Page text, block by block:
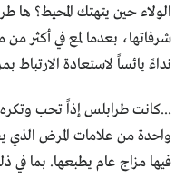
الولاء حين يتهتك المحيط؟
شرفاتها، بعدما لمع في أكثر
نداءً يائساً لاستعادة الارتباط
...كانت طرابلس إذاً تحب
واحدة من علامات المرض
فيها مزاج عام يطبعها. بما في